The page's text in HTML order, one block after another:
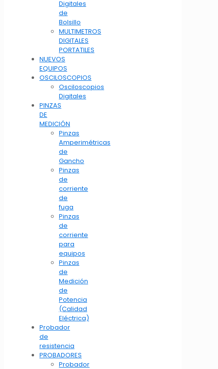
Digitales
de
Bolsillo
MULTIMETROS
DIGITALES
PORTATILES
NUEVOS
EQUIPOS
OSCILOSCOPIOS
Osciloscopios
Digitales
PINZAS
DE
MEDICIÓN
Pinzas
Amperimétricas
de
Gancho
Pinzas
de
corriente
de
fuga
Pinzas
de
corriente
para
equipos
Pinzas
de
Medición
de
Potencia
(Calidad
Eléctrica)
Probador
de
resistencia
PROBADORES
Probador